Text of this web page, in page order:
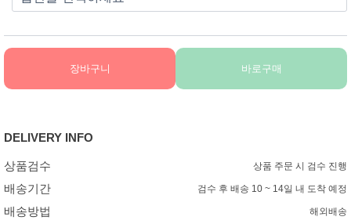
장바구니 바로구매
DELIVERY INFO
상품검수 상품 주문 시 검수 진행
배송기간 검수 후 배송 10 ~ 14일 내 도착 예정
배송방법 해외배송